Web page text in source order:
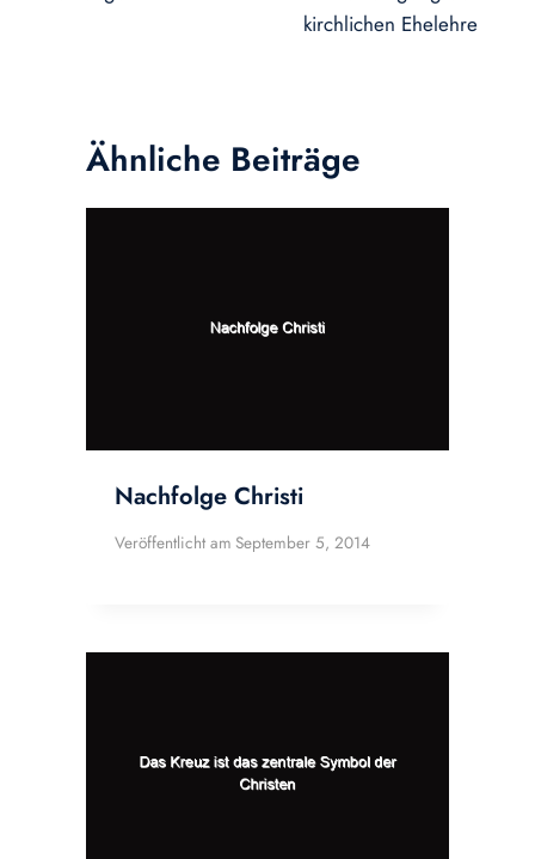
kirchlichen Ehelehre
Ähnliche Beiträge
Nachfolge Christi
Veröffentlicht am September 5, 2014